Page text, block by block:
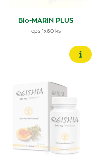
Bio-MARIN PLUS
cps 1x60 ks